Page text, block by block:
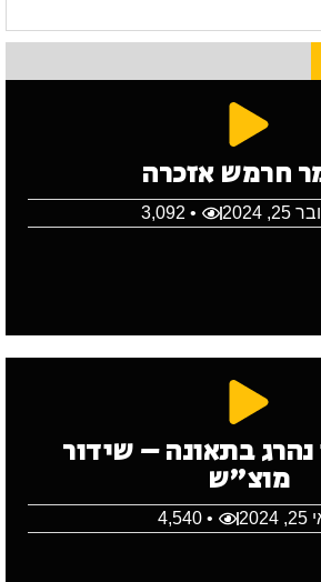
חרמש אזכרה
2024
• 3,092
נהרג בתאונה – שידור
מוצ"ש
• 4,540